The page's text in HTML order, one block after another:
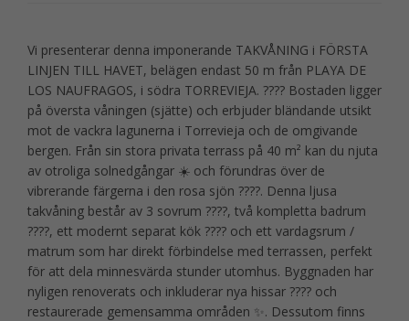
Vi presenterar denna imponerande TAKVÅNING i FÖRSTA
LINJEN TILL HAVET, belägen endast 50 m från PLAYA DE
LOS NAUFRAGOS, i södra TORREVIEJA. ???? Bostaden ligger
på översta våningen (sjätte) och erbjuder bländande utsikt
mot de vackra lagunerna i Torrevieja och de omgivande
bergen. Från sin stora privata terrass på 40 m² kan du njuta
av otroliga solnedgångar ☀️ och förundras över de
vibrerande färgerna i den rosa sjön ????. Denna ljusa
takvåning består av 3 sovrum ????, två kompletta badrum
????, ett modernt separat kök ????️ och ett vardagsrum /
matrum som har direkt förbindelse med terrassen, perfekt
för att dela minnesvärda stunder utomhus. Byggnaden har
nyligen renoverats och inkluderar nya hissar ???? och
restaurerade gemensamma områden ✨. Dessutom finns